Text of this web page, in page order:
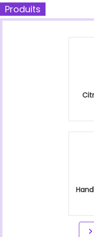
Produits